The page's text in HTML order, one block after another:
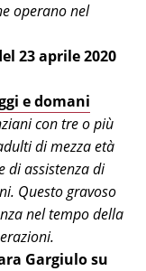
operano nel
23 aprile 2020
e domani
con tre o più
di mezza età
di assistenza di
Questo gravoso
nel tempo della
Gargiulo su